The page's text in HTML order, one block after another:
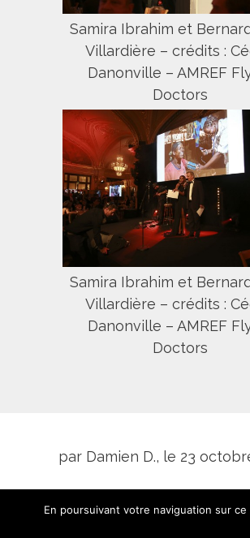
Samira Ibrahim et
Villardière – crédits :
Danonville – AMREF
Doctors
Samira Ibrahim et
Villardière – crédits :
Danonville – AMREF
Doctors
par Damien D., le 23
En poursuivant votre naviguation sur